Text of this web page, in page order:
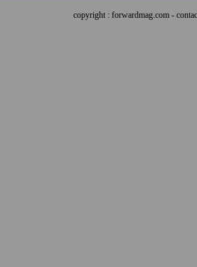
copyright : forwardmag.com -